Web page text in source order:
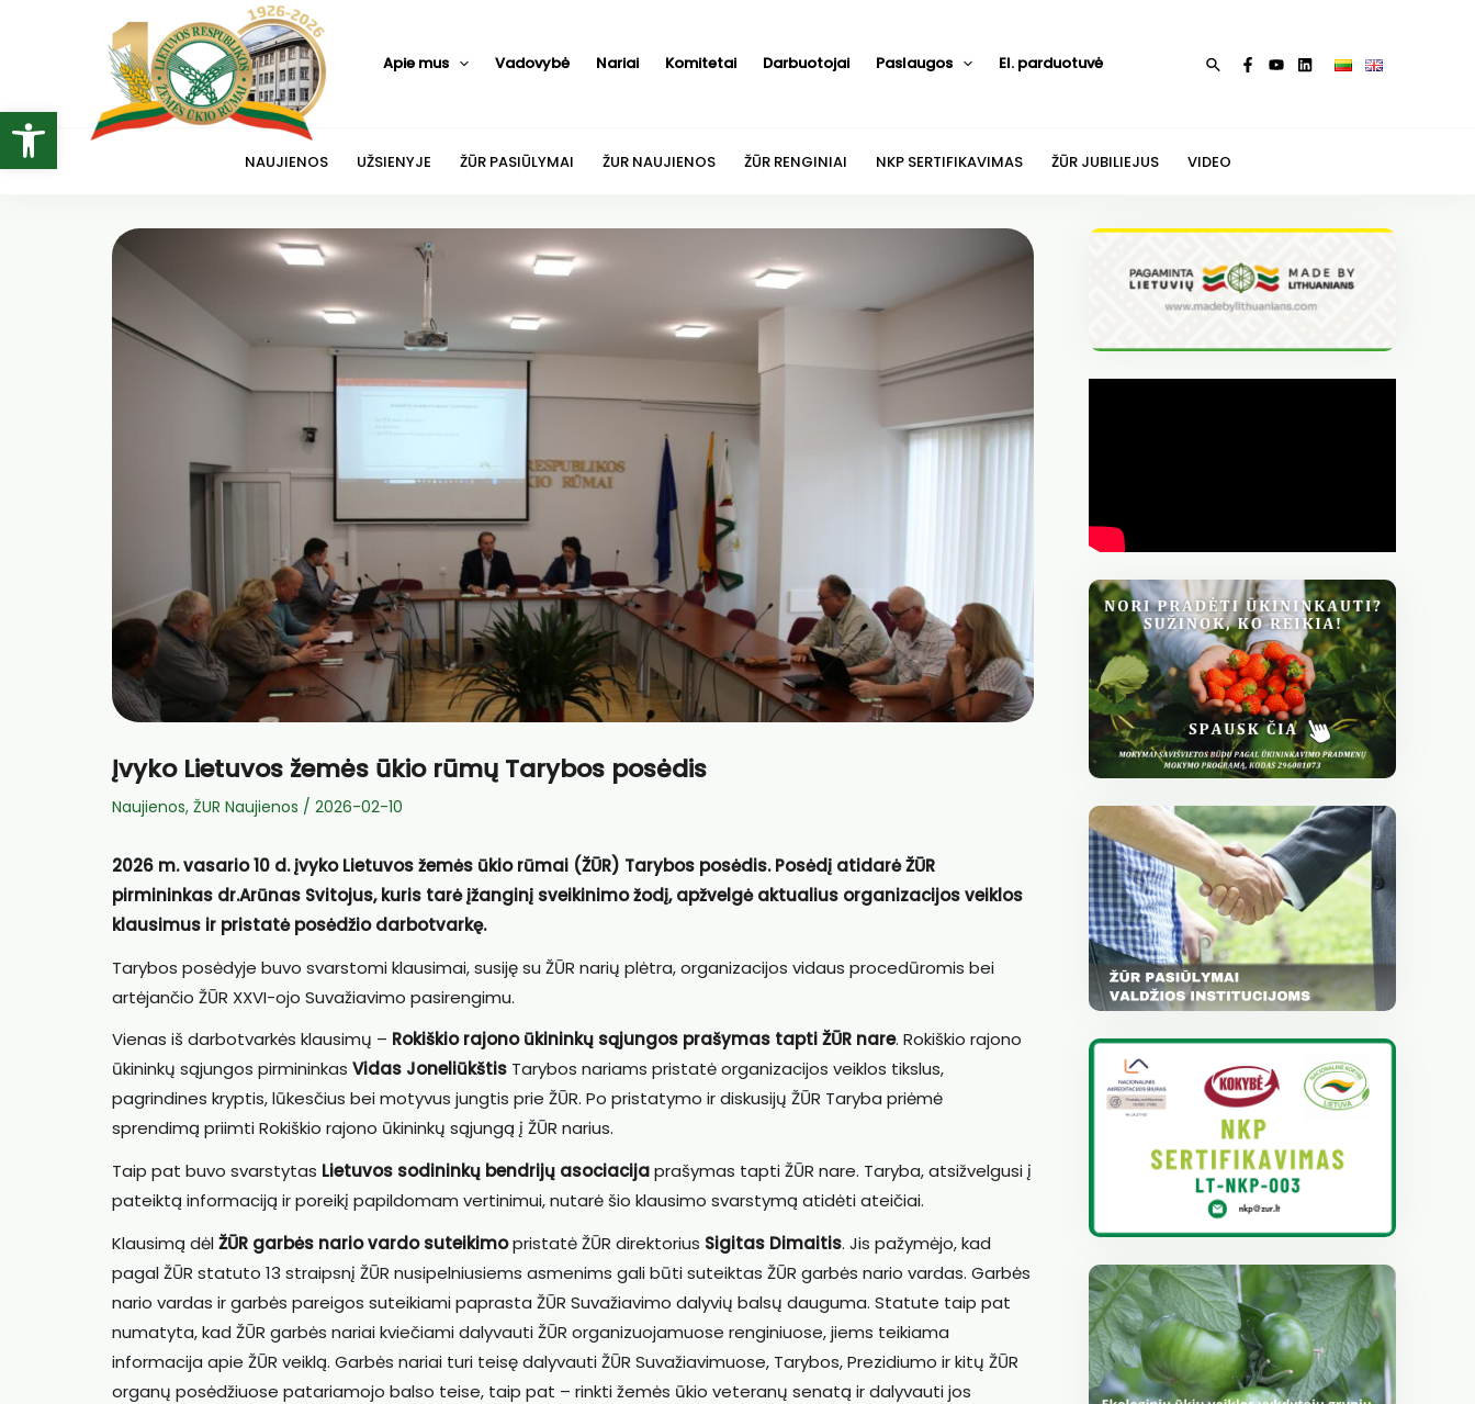
Open toolbar
Apie mus Vadovybė Nariai Komitetai Darbuotojai Paslaugos El. parduotuvė Paieška
NAUJIENOS UŽSIENYJE ŽŪR PASIŪLYMAI ŽUR NAUJIENOS ŽŪR RENGINIAI NKP SERTIFIKAVIMAS ŽŪR JUBILIEJUS VIDEO
Įvyko Lietuvos žemės ūkio rūmų Tarybos posėdis
Naujienos, ŽUR Naujienos / 2026-02-10
2026 m. vasario 10 d. įvyko Lietuvos žemės ūkio rūmai (ŽŪR) Tarybos posėdis. Posėdį atidarė ŽŪR
pirmininkas dr.Arūnas Svitojus, kuris tarė įžanginį sveikinimo žodį, apžvelgė aktualius organizacijos veiklos
klausimus ir pristatė posėdžio darbotvarkę.
Tarybos posėdyje buvo svarstomi klausimai, susiję su ŽŪR narių plėtra, organizacijos vidaus procedūromis bei
artėjančio ŽŪR XXVI-ojo Suvažiavimo pasirengimu.
Vienas iš darbotvarkės klausimų – Rokiškio rajono ūkininkų sąjungos prašymas tapti ŽŪR nare. Rokiškio rajono
ūkininkų sąjungos pirmininkas Vidas Joneliūkštis Tarybos nariams pristatė organizacijos veiklos tikslus,
pagrindines kryptis, lūkesčius bei motyvus jungtis prie ŽŪR. Po pristatymo ir diskusijų ŽŪR Taryba priėmė
sprendimą priimti Rokiškio rajono ūkininkų sąjungą į ŽŪR narius.
Taip pat buvo svarstytas Lietuvos sodininkų bendrijų asociacijaprašymas tapti ŽŪR nare. Taryba, atsižvelgusi į
pateiktą informaciją ir poreikį papildomam vertinimui, nutarė šio klausimo svarstymą atidėti ateičiai.
Klausimą dėlŽŪR garbės nario vardo suteikimopristatė ŽŪR direktorius Sigitas Dimaitis. Jis pažymėjo, kad
pagal ŽŪR statuto 13 straipsnį ŽŪR nusipelniusiems asmenims gali būti suteiktas ŽŪR garbės nario vardas. Garbės
nario vardas ir garbės pareigos suteikiami paprasta ŽŪR Suvažiavimo dalyvių balsų dauguma. Statute taip pat
numatyta, kad ŽŪR garbės nariai kviečiami dalyvauti ŽŪR organizuojamuose renginiuose, jiems teikiama
informacija apie ŽŪR veiklą. Garbės nariai turi teisę dalyvauti ŽŪR Suvažiavimuose, Tarybos, Prezidiumo ir kitų ŽŪR
organų posėdžiuose patariamojo balso teise, taip pat – rinkti žemės ūkio veteranų senatą ir dalyvauti jos